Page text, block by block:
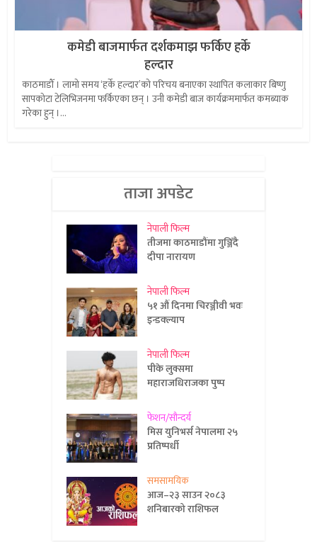
कमेडी बाजमार्फत दर्शकमाझ फर्किए हर्के
हल्दार
काठमाडौँ । लामो समय ‘हर्के हल्दार’को परिचय बनाएका स्थापित कलाकार बिष्णु
सापकोटा टेलिभिजनमा फर्किएका छन् । उनी कमेडी बाज कार्यक्रममार्फत कमब्याक
गरेका हुन् ।...
ताजा अपडेट
नेपाली फिल्म
तीजमा काठमाडौंमा गुञ्जिँदै
दीपा नारायण
नेपाली फिल्म
५१ औं दिनमा चिरञ्जीवी भवः
इन्डक्ल्याप
नेपाली फिल्म
पीके लुक्समा
महाराजधिराजका पुष्प
फेशन/सौन्दर्य
मिस युनिभर्स नेपालमा २५
प्रतिष्पर्धी
समसामयिक
आज–२३ साउन २०८३
शनिबारको राशिफल